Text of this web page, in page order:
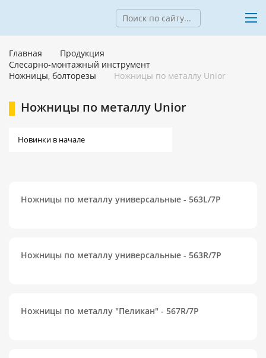
Главная
Продукция
Слесарно-монтажный инструмент
Ножницы, болторезы
Ножницы по металлу Unior
Ножницы по металлу Unior
Ножницы по металлу универсальные - 563L/7P
Ножницы по металлу универсальные - 563R/7P
Ножницы по металлу "Пеликан" - 567R/7P